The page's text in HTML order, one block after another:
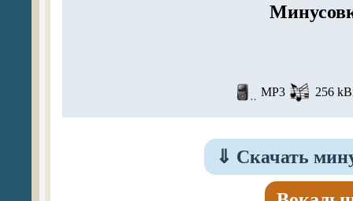
MP3 256
⇓ Скачать